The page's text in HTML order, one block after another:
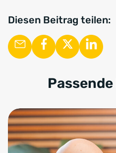
Diesen Beitrag teilen: